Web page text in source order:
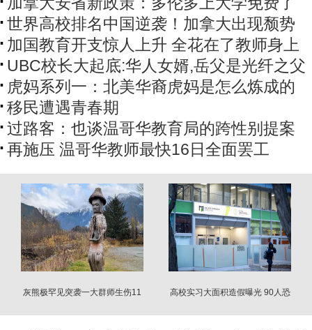
世界高校排名中国逆袭！加拿大出现颓势
加国教育开支惊人上升 全花在了教师身上
UBC校长大起底:华人女婿,岳父是光纤之父
虎妈系列一：北美华裔虎妈是怎么炼成的
移民遭遇青春期
过路客：也谈温哥华教育局的跨性别提案
再施压 温哥华教师最快16日全面罢工
灰熊极罕见突袭一大群师生伤11
高校实习大面积造假曝光 90人恐